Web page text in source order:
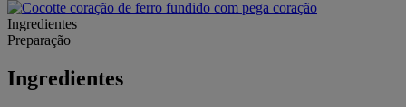
Ingredientes
Preparação
Ingredientes